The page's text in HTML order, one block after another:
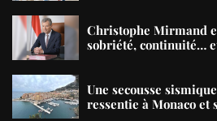
Christophe Mirmand
sobriété, continuité…
Une secousse
ressentie à Monaco et